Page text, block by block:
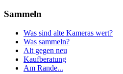
Sammeln
Was sind alte Kameras wert?
Was sammeln?
Alt gegen neu
Kaufberatung
Am Rande...